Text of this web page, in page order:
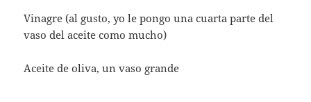
Vinagre (al gusto, yo le pongo una cuarta parte del
vaso del aceite como mucho)
Aceite de oliva, un vaso grande